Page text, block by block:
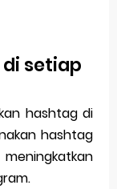
setiap
hashtag di
hashtag